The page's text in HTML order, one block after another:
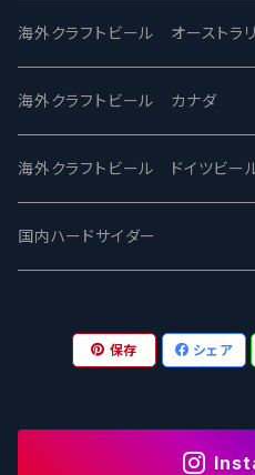
ビアへるん - Beer Hearn
忽布古丹醸造 - HOP KOTAN
ワイマーケットブルーイング
志賀高原ビール - SIGAKOGEN
箕面ビール - MINOH BEER
サンクトガーレン - Sankt Gallen
Toppling Goliath トップリンゴ
Fair State フェアステイト
Lagunitas ラグニタス
FirestoneWalker ファイアスト
Mikkeller ミッケラー
Hop Nation ホップネーション
SAIREN /サイレン
ワイルドチャイルド - Wilde Child
BrewDog Brewery - ブリュード
The Flying Inn / ザ フライイング
Lambiek Fabriek - ファブリー
Marble / マーブル
gweilo-鬼佬 グウァイロ
Heart Of Darkness - ハートオブ
Carbon brews -カーボン
TAIHU - タイフー
Behemoth - ベヒーモス
海外クラフトビール オーストラリ
ROCKY RIDGE - ロッキーリッジ
BODRIGGY BREWING ボッド
CO-CONSPIRATORS コ・コン
Deep Creek Brewing Co.
8 Wired エイトワイアード
海外クラフトビール カナダ
Jackie O's ジャッキーオーズ
Westbrook ウェストブルック
Strathcona ストラスコナ
ODIN BREWING オディン
海外クラフトビール ドイツビー
Karmeliten カーメリテン
Früh フリュー
Plank プランク
国内ハードサイダー
保存 シェア